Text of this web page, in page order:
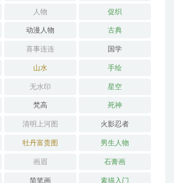
人物 促织
动漫人物 古典
喜事连连 国学
山水 手绘
无水印 星空
梵高 死神
清明上河图 火影忍者
牡丹富贵图 男生人物
画眉 石膏画
简笔画 素描入门